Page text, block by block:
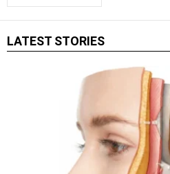
LATEST STORIES